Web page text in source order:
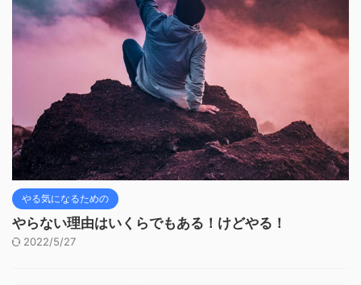
やる気になるための
やらない理由はいくらでもある！けどやる！
2022/5/27